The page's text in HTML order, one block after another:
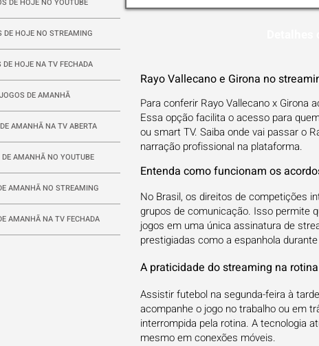
DE HOJE NO YOUTUBE
DE HOJE NO STREAMING
DE HOJE NA TV FECHADA
DE AMANHÃ
AMANHÃ NA TV ABERTA
AMANHÃ NO YOUTUBE
AMANHÃ NO STREAMING
AMANHÃ NA TV FECHADA
Rayo Vallecano e Girona no
Para conferir Rayo Vallecano x Girona
Essa opção facilita o acesso para
ou smart TV. Saiba onde vai passar o
narração profissional na plataforma.
Entenda como funcionam os
No Brasil, os direitos de competições
grupos de comunicação. Isso permite
jogos em uma única assinatura de
prestigiadas como a espanhola
A praticidade do streaming na
Assistir futebol na segunda-feira à
acompanhe o jogo no trabalho ou em
interrompida pela rotina. A tecnologia
mesmo em conexões móveis.